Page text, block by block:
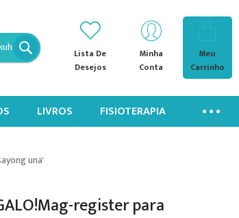
Lista De
Desejos
Minha
Conta
Meu
Carrinho
LIVROS FISIOTERAPIA
una'
register para